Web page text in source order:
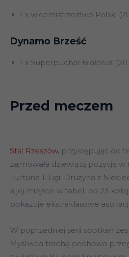
1 x wicemistrzostwo Polski
Dynamo Brześć
1 x Superpuchar Białorusi
Przed
Stal Rzeszów, przystępując do
zajmowała dziewiątą pozycję w
Furtuna 1. Ligi. Drużyna z
a jej miejsce w tabeli po 23
pokazuje ekstraklasowe
W poprzedniej serii spotkań
Myśliwca trochę pechowo